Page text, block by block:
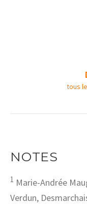
tous
NOTES
1 Marie-Andrée
Verdun,